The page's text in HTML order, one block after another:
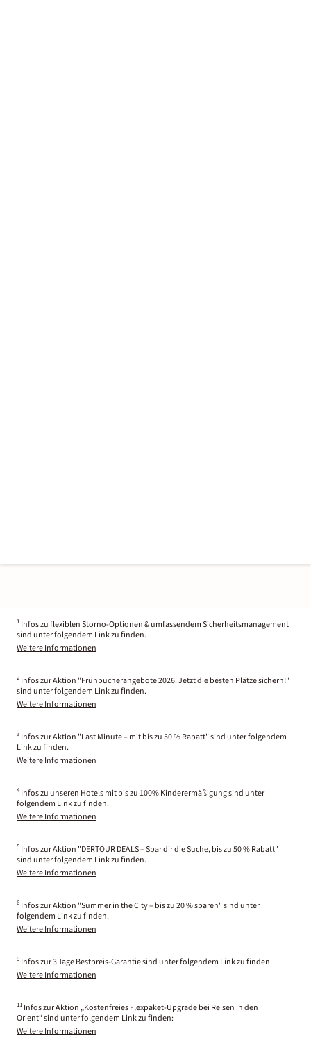
1 Infos zu flexiblen Storno-Optionen & umfassendem Sicherheitsmanagement
sind unter folgendem Link zu finden.
Weitere Informationen
2 Infos zur Aktion "Frühbucherangebote 2026: Jetzt die besten Plätze sichern!"
sind unter folgendem Link zu finden.
Weitere Informationen
3 Infos zur Aktion "Last Minute – mit bis zu 50 % Rabatt" sind unter folgendem
Link zu finden.
Weitere Informationen
4 Infos zu unseren Hotels mit bis zu 100% Kinderermäßigung sind unter
folgendem Link zu finden.
Weitere Informationen
5 Infos zur Aktion "DERTOUR DEALS – Spar dir die Suche, bis zu 50 % Rabatt"
sind unter folgendem Link zu finden.
Weitere Informationen
6 Infos zur Aktion "Summer in the City – bis zu 20 % sparen" sind unter
folgendem Link zu finden.
Weitere Informationen
9 Infos zur 3 Tage Bestpreis-Garantie sind unter folgendem Link zu finden.
Weitere Informationen
11 Infos zur Aktion „Kostenfreies Flexpaket-Upgrade bei Reisen in den
Orient“ sind unter folgendem Link zu finden:
Weitere Informationen